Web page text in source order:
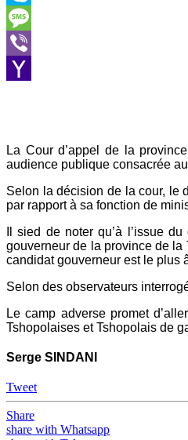
Skype
Message
Viber
La Cour d’appel de la
audience publique consacrée
Selon la décision de la cour, le
par rapport à sa fonction de
Il sied de noter qu’à l’issue
gouverneur de la province de la
candidat gouverneur est le plus
Selon des observateurs
Le camp adverse promet
Tshopolaises et Tshopolais de
Serge SINDANI
Tweet
Share
share with Whatsapp